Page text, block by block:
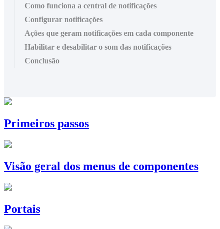
Como funciona a central de notificações
Configurar notificações
Ações que geram notificações em cada componente
Habilitar e desabilitar o som das notificações
Conclusão
Primeiros passos
Visão geral dos menus de componentes
Portais